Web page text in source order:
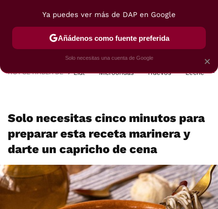
POSTRES VIAJES SELECCIÓN VEGUI
HOY SE HABLA DE Lidl Microondas Huevos Leche
Solo necesitas cinco minutos para
preparar esta receta marinera y
darte un capricho de cena
×
Ya puedes ver más de DAP en Google
Añádenos como fuente preferida
Solo necesitas una cuenta de Google